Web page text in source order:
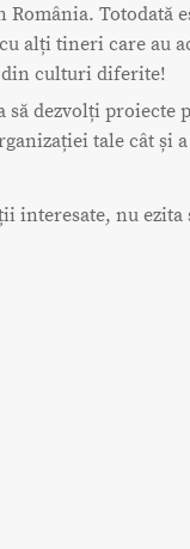
Totodată
alți tineri care au
culturi diferite!
să dezvolți proiecte
tale cât și
interesate, nu